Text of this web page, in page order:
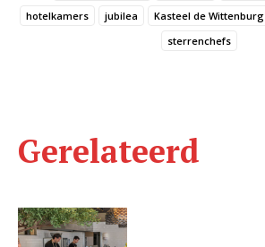
hotelkamers
jubilea Kasteel de Wittenburg
sterrenchefs
Gerelateerd